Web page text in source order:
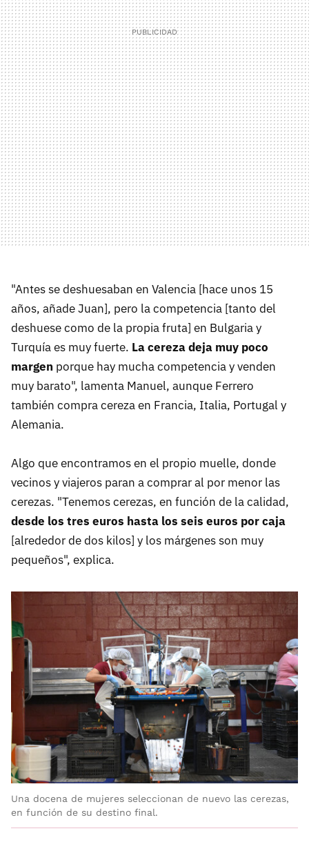
"Antes se deshuesaban en Valencia [hace unos 15
años, añade Juan], pero la competencia [tanto del
deshuese como de la propia fruta] en Bulgaria y
Turquía es muy fuerte. La cereza deja muy poco
margen porque hay mucha competencia y venden
muy barato", lamenta Manuel, aunque Ferrero
también compra cereza en Francia, Italia, Portugal y
Alemania.
Algo que encontramos en el propio muelle, donde
vecinos y viajeros paran a comprar al por menor las
cerezas. "Tenemos cerezas, en función de la calidad,
desde los tres euros hasta los seis euros por caja
[alrededor de dos kilos] y los márgenes son muy
pequeños", explica.
Una docena de mujeres seleccionan de nuevo las cerezas,
en función de su destino final.